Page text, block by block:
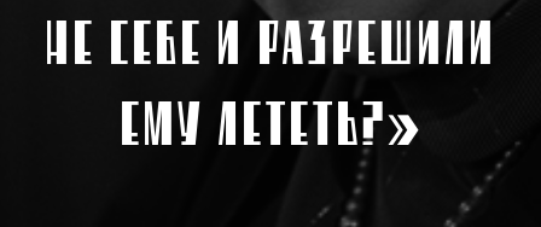
НЕ СЕБЕ И РАЗРЕШИЛИ
ЕМУ ЛЕТЕТЬ?»